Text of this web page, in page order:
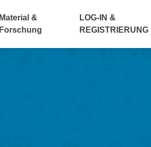
Material &
Forschung
LOG-IN &
REGISTRIERUNG